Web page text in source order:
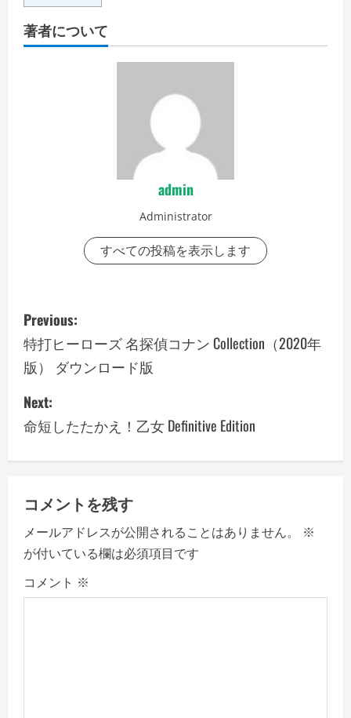
著者について
admin
Administrator
すべての投稿を表示します
P
o
s
t
n
v
i
g
a
Previous:
特打ヒーローズ 名探偵コナン Collection（2020年
版） ダウンロード版
Next:
命短したたかえ！乙女 Definitive Edition
コメントを残す
メールアドレスが公開されることはありません。
※
が付いている欄は必須項目です
コメント ※